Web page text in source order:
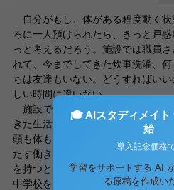
自分がもし、体がある程度動く状
ろに一人預けられたら、きっと戸
っと考えるだろう。施設では職員
れて、今までしてきた炊事洗濯、
ちは友達もいない。どうすればい
しい時間に違いない。
施設での課題は、そんなところに
きた生活リズムをなるべく変えず
頭も体も動くし、自分にはやるべ
たす働きもある。また、施設の社
を持つというのも重要であると思
中学校を除き、私が知る限りでは
🎓 AIスタディメイト
始
導入記念価格
学習をサポートする AI
る原稿を作成い